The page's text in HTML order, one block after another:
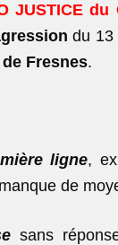
JUSTICE du
du 13
Fresnes.
ligne,
de
sans